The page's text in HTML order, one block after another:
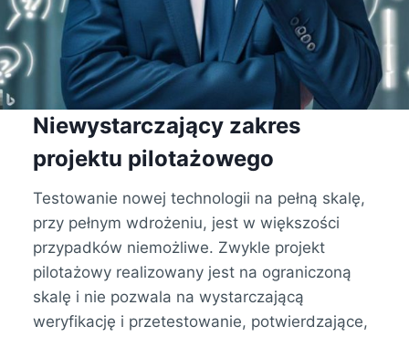
Niewystarczający zakres
projektu pilotażowego
Testowanie nowej technologii na pełną skalę,
przy pełnym wdrożeniu, jest w większości
przypadków niemożliwe. Zwykle projekt
pilotażowy realizowany jest na ograniczoną
skalę i nie pozwala na wystarczającą
weryfikację i przetestowanie, potwierdzające,